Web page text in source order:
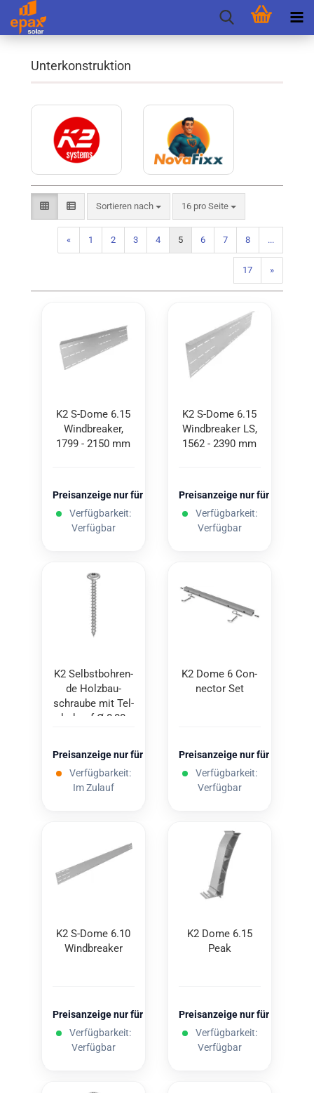
Unterkonstruktion
Sortieren nach 16 pro Seite
« 1 2 3 4 5 6 7 8 ...
17 »
K2 S-​Dome 6.15
Wind­brea­ker,
1799 - 2150 mm
Preisanzeige nur für freigeschaltete Kunden
Verfügbarkeit:
Verfügbar
K2 S-​Dome 6.15
Wind­brea­ker LS,
1562 - 2390 mm
Preisanzeige nur für
Verfügbarkeit:
Verfügbar
K2 Selbst­boh­ren­
de Holz­bau­
schrau­be mit Tel­
ler­kopf Ø 8,00
Preisanzeige nur für freigeschaltete Kunden
Verfügbarkeit:
Im Zulauf
K2 Dome 6 Con­
nec­tor Set
Preisanzeige nur für
Verfügbarkeit:
Verfügbar
K2 S-​Dome 6.10
Wind­brea­ker
Preisanzeige nur für freigeschaltete Kunden
Verfügbarkeit:
Verfügbar
K2 Dome 6.15
Peak
Preisanzeige nur für
Verfügbarkeit:
Verfügbar